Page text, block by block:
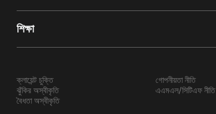
শিক্ষা
ক্লায়েন্ট চুক্তি
ঝুঁকির অস্বীকৃতি
বৈধতা অস্বীকৃতি
গোপনীয়তা নীতি
এএমএল/সিটিএফ নীতি